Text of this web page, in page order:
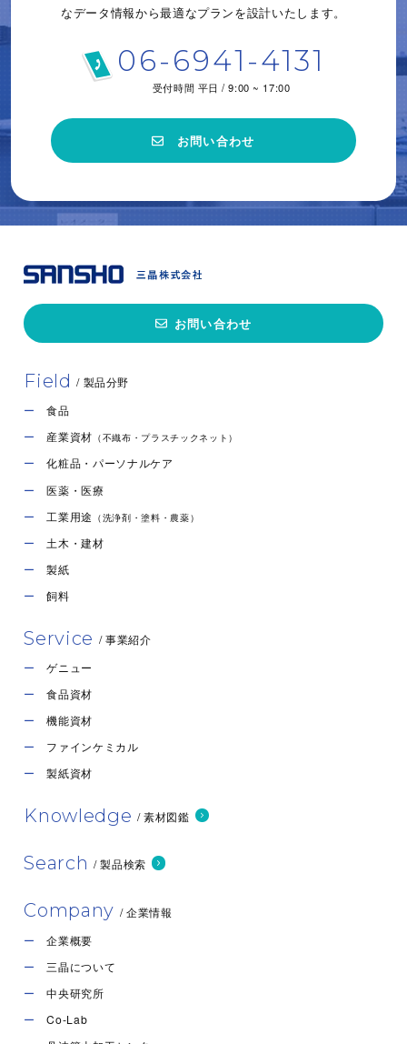
なデータ情報から最適なプランを設計いたします。
06-6941-4131
受付時間 平日 / 9:00 ~ 17:00
お問い合わせ
お問い合わせ
Field / 製品分野
食品
産業資材 （不織布・プラスチックネット）
化粧品・パーソナルケア
医薬・医療
工業用途 （洗浄剤・塗料・農薬）
土木・建材
製紙
飼料
Service / 事業紹介
ゲニュー
食品資材
機能資材
ファインケミカル
製紙資材
Knowledge / 素材図鑑
Search / 製品検索
Company / 企業情報
企業概要
三晶について
中央研究所
Co-Lab